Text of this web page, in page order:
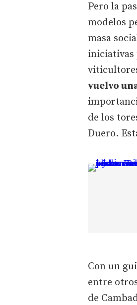
Pero la
modelos
masa
iniciativas
vuelvo
de los
Duero.
Con un
entre
de